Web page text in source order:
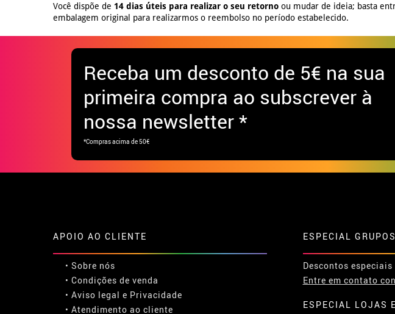
Você dispõe de 14 dias úteis para realizar o seu retorno ou mudar de ideia; basta
embalagem original para realizarmos o reembolso no período estabelecido.
Receba um desconto de 5€ na sua
primeira compra ao subscrever à
nossa newsletter *
*Compras acima de 50€
APOIO AO CLIENTE
• Sobre nós
• Condições de venda
• Aviso legal e Privacidade
• Atendimento ao cliente
ESPECIAL GRUPOS
Descontos especiais
Entre em contato
ESPECIAL LOJAS